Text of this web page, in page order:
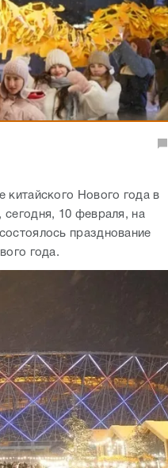
китайского Нового года в
10 февраля, на
празднование
года.